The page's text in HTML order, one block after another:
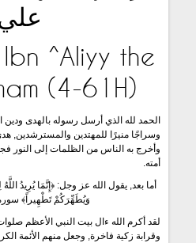
^Aliyy the
(4-61H)
الحمد لله الذي أرسل رسوله بالهدى
وسراجًا منيرًا للمهتدين والمسترشدين,
وأخرج به الناس من الظلمات إلى النور
أمته.
أما بعد, يقول الله عز وجل: ﴿إِنَّمَا يُرِيدُ
وَيُطَهِّرَكُمْ تَطْهِيراً﴾ سورة
لقد أكرم الله ءال بيت النبي الأعظم
وقرابة زكية فاخرة, وجعل منهم الأئمة